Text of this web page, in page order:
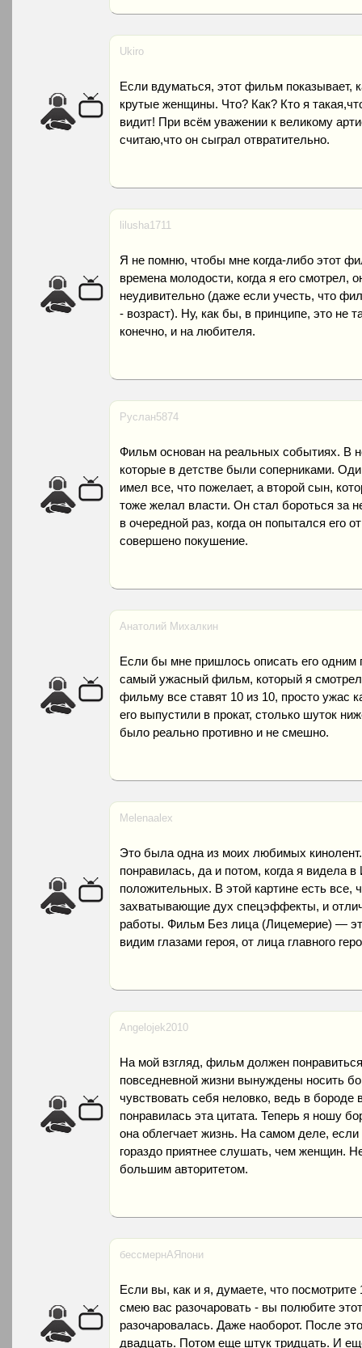
Ukiro
Если вдуматься, этот фильм показывает,
крутые женщины. Что? Как? Кто я
видит! При всём уважении к великому
считаю,что он сыграл отвратительно.
lilusha1711
Я не помню, чтобы мне когда-либо этот
времена молодости, когда я его смотрел,
неудивительно (даже если учесть, что
- возраст). Ну, как бы, в принципе, это не
конечно, и на любителя.
Руслан5874
Фильм основан на реальных событиях. В
которые в детстве были соперниками.
имел все, что пожелает, а второй сын,
тоже желал власти. Он стал бороться за
в очередной раз, когда он попытался его
совершено покушение.
Анатолий Михалкин
Если бы мне пришлось описать его одним
самый ужасный фильм, который я
фильму все ставят 10 из 10, просто ужас
его выпустили в прокат, столько шуток
было реально противно и не смешно.
Melenaalex
Это была одна из моих любимых
понравилась, да и потом, когда я видела
положительных. В этой картине есть
захватывающие дух спецэффекты, и
работы. Фильм Без лица (Лицемерие) —
видим глазами героя, от лица главного
Angelojek2010
На мой взгляд, фильм должен
повседневной жизни вынуждены носить
чувствовать себя неловко, ведь в бороде
понравилась эта цитата. Теперь я ношу
она облегчает жизнь. На самом деле,
гораздо приятнее слушать, чем женщин.
большим авторитетом.
бессмернАЯпони
Если вы, как и я, думаете, что
смею вас разочаровать - вы полюбите
разочаровалась. Даже наоборот. После
двадцать. Потом еще штук тридцать. И